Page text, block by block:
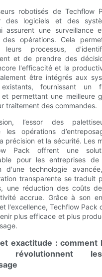
robotisés de Techflow
des logiciels et des
assurent une surveillance
opérations. Cela
leurs processus,
et de prendre des
l'efficacité et la
être intégrés aux
fournissant un
permettant une meilleure
traitement des commandes.
l’essor des
les opérations
précision et la sécurité. Les
Pack offrent une
pour les entreprises
d'une technologie
transparente se traduit
une réduction des coûts
accrue. Grâce à son
l'excellence, Techflow Pack
plus efficace et plus
exactitude : comment
révolutionnent